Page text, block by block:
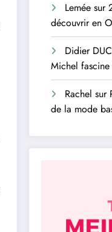
Lemée sur
découvrir en
Didier
Michel
Rachel sur
de la mode